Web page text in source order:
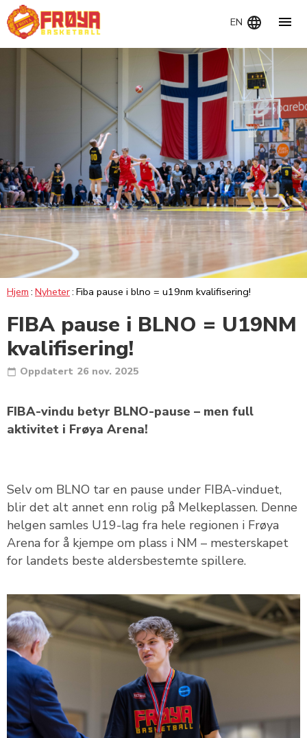
EN
Hjem Nyheter Fiba pause i blno = u19nm kvalifisering!
FIBA pause i BLNO = U19NM
kvalifisering!
Oppdatert 26 nov. 2025
FIBA-vindu betyr BLNO-pause – men full
aktivitet i Frøya Arena!
Selv om BLNO tar en pause under FIBA-vinduet,
blir det alt annet enn rolig på Melkeplassen. Denne
helgen samles U19-lag fra hele regionen i Frøya
Arena for å kjempe om plass i NM – mesterskapet
for landets beste aldersbestemte spillere.